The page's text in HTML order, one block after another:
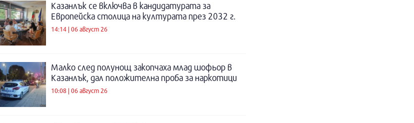
Казанлък се включва в кандидатурата за
Европейска столица на културата през 2032 г.
14:14 | 06 август 26
Малко след полунощ закопчаха млад шофьор в
Казанлък, дал положителна проба за наркотици
10:08 | 06 август 26